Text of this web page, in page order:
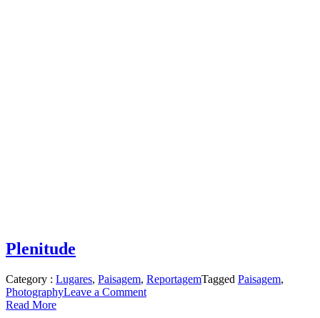
Plenitude
Category : Lugares, Paisagem, ReportagemTagged Paisagem,
PhotographyLeave a Commenton
Read More